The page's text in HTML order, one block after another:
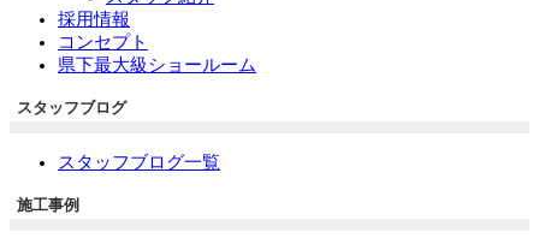
採用情報
コンセプト
県下最大級ショールーム
スタッフブログ
スタッフブログ一覧
施工事例